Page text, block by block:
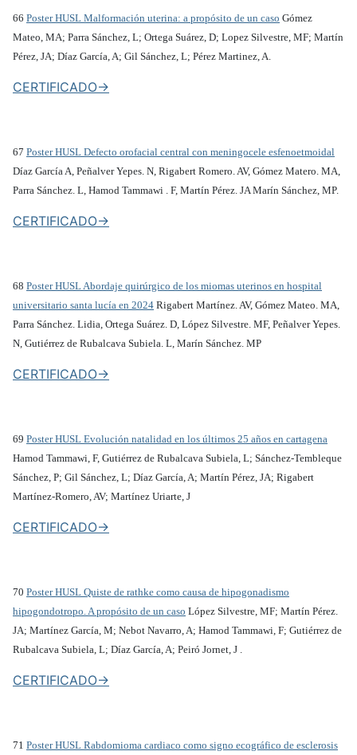
66 Poster HUSL Malformación uterina: a propósito de un caso Gómez
Mateo, MA; Parra Sánchez, L; Ortega Suárez, D; Lopez Silvestre, MF; Martín
Pérez, JA; Díaz García, A; Gil Sánchez, L; Pérez Martinez, A.
CERTIFICADO->
67 Poster HUSL Defecto orofacial central con meningocele esfenoetmoidal
Díaz García A, Peñalver Yepes. N, Rigabert Romero. AV, Gómez Matero. MA,
Parra Sánchez. L, Hamod Tammawi . F, Martín Pérez. JA Marín Sánchez, MP.
CERTIFICADO->
68 Poster HUSL Abordaje quirúrgico de los miomas uterinos en hospital
universitario santa lucía en 2024 Rigabert Martínez. AV, Gómez Mateo. MA,
Parra Sánchez. Lidia, Ortega Suárez. D, López Silvestre. MF, Peñalver Yepes.
N, Gutiérrez de Rubalcava Subiela. L, Marín Sánchez. MP
CERTIFICADO->
69 Poster HUSL Evolución natalidad en los últimos 25 años en cartagena
Hamod Tammawi, F, Gutiérrez de Rubalcava Subiela, L; Sánchez-Tembleque
Sánchez, P; Gil Sánchez, L; Díaz García, A; Martín Pérez, JA; Rigabert
Martínez-Romero, AV; Martínez Uriarte, J
CERTIFICADO->
70 Poster HUSL Quiste de rathke como causa de hipogonadismo
hipogondotropo. A propósito de un caso López Silvestre, MF; Martín Pérez.
JA; Martínez García, M; Nebot Navarro, A; Hamod Tammawi, F; Gutiérrez de
Rubalcava Subiela, L; Díaz García, A; Peiró Jornet, J .
CERTIFICADO->
71 Poster HUSL Rabdomioma cardiaco como signo ecográfico de esclerosis